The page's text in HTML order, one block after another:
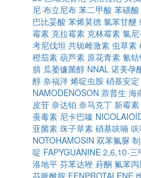
尼 布立尼布 苯二甲酸 苯磺酸
巴比妥酸 苯烯莫德 氯苯甘醚
霉素 克拉霉素 克林霉素 氯
考尼伐坦 共轭雌激素 虫草素
橙茄素 葫芦素 原花青素 氰
腈 瓜萎镰菌醇 NNAL 诺美孕
醇 奈福泮 烯啶虫胺 硝基安定
NAMODENOSON 萘普生 海
皮苷 奈达铂 奈马克丁 新霉素
蚕毒素 尼卡巴嗪
亚菌素 珠子草素 硝基呋喃
NOTOHAMOSIN 双苯氟脲
啶 FAPYGUANINE 2,6,10-三
洛地平 芬苯达唑 葑酮 氟苯
芬哌酰胺 FENPROTALENE